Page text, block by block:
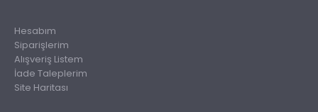
Hesabım
Siparişlerim
Alışveriş Listem
İade Taleplerim
Site Haritası